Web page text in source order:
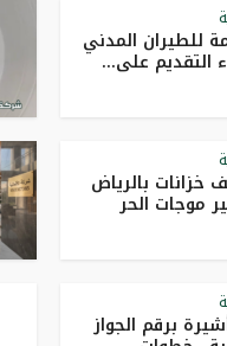
للطيران المدني
التقديم على...
خزانات بالرياض
موجات الحر
برقم الجواز